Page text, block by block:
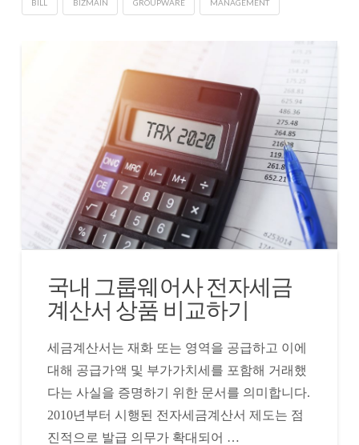
BILL BIZMAIN GROUPWARE MANAGEMENT
국내 그룹웨어사 전자세금
계산서 상품 비교하기
세금계산서는 재화 또는 영역을 공급하고 이에
대해 공급가액 및 부가가치세를 포함해 거래했
다는 사실을 증명하기 위한 문서를 의미합니다.
2010년부터 시행된 전자세금계산서 제도는 점
진적으로 발급 의무가 확대되어 …